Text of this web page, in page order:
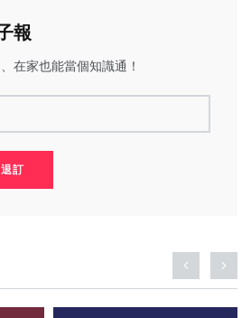
報
在家也能當個知識通！
退訂